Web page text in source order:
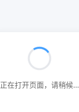
正在打开页面，请稍候...